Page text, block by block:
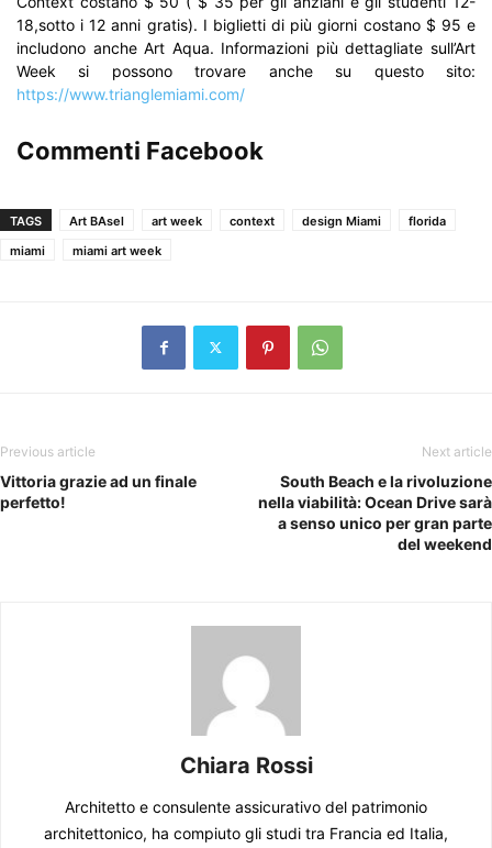
18,sotto i 12 anni gratis). I biglietti di più giorni costano $ 95 e
includono anche Art Aqua. Informazioni più dettagliate sull’Art
Week si possono trovare anche su questo sito:
https://www.trianglemiami.com/
Commenti Facebook
TAGS Art BAsel art week context design Miami
florida
miami
miami art week
Previous article
Vittoria grazie ad un finale
perfetto!
Next article
South Beach e la rivoluzione
nella viabilità: Ocean Drive sarà
a senso unico per gran parte
del weekend
Chiara Rossi
Architetto e consulente assicurativo del patrimonio
architettonico, ha compiuto gli studi tra Francia ed Italia,